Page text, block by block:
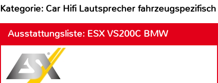
Kategorie: Car Hifi Lautsprecher fahrzeugspezifisch
Ausstattungsliste: ESX VS200C BMW